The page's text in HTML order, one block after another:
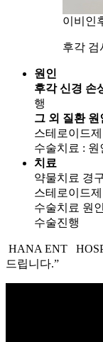
이비인
후각 검
원인
후각 신경 손
행
그 외 질환 원
스테로이드
수술치료 : 원
치료
약물치료 경
스테로이드
수술치료 원
수술진행
HANA ENT
드립니다.”